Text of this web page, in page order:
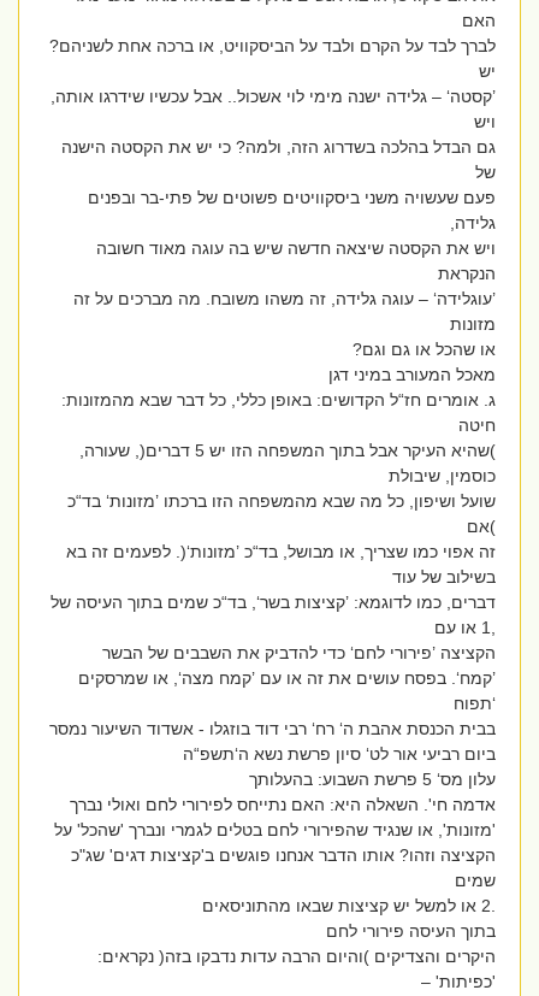
האם
לברך לבד על הקרם ולבד על הביסקוויט, או ברכה אחת לשניהם?
יש
’קסטה‘ – גלידה ישנה מימי לוי אשכול.. אבל עכשיו שידרגו אותה,
ויש
גם הבדל בהלכה בשדרוג הזה, ולמה? כי יש את הקסטה הישנה
של
פעם שעשויה משני ביסקוויטים פשוטים של פתי-בר ובפנים
גלידה,
ויש את הקסטה שיצאה חדשה שיש בה עוגה מאוד חשובה
הנקראת
’עוגלידה‘ – עוגה גלידה, זה משהו משובח. מה מברכים על זה
מזונות
או שהכל או גם וגם?
מאכל המעורב במיני דגן
ג. אומרים חז“ל הקדושים: באופן כללי, כל דבר שבא מהמזונות:
חיטה
)שהיא העיקר אבל בתוך המשפחה הזו יש 5 דברים(, שעורה,
כוסמין, שיבולת
שועל ושיפון, כל מה שבא מהמשפחה הזו ברכתו ’מזונות‘ בד“כ
)אם
זה אפוי כמו שצריך, או מבושל, בד“כ ’מזונות‘(. לפעמים זה בא
בשילוב של עוד
דברים, כמו לדוגמא: ’קציצות בשר‘, בד“כ שמים בתוך העיסה של
הקציצה ’פירורי לחם‘ כדי להדביק את השבבים של הבשר
’קמח‘. בפסח עושים את זה או עם ’קמח מצה‘, או שמרסקים
‘תפוח
בבית הכנסת אהבת ה‘ רח‘ רבי דוד בוזגלו - אשדוד השיעור נמסר
ביום רביעי אור לט‘ סיון פרשת נשא ה‘תשפ“ה
עלון מס‘ 5 פרשת השבוע: בהעלותך
אדמה חי'. השאלה היא: האם נתייחס לפירורי לחם ואולי נברך
'מזונות', או שנגיד שהפירורי לחם בטלים לגמרי ונברך 'שהכל' על
הקציצה וזהו? אותו הדבר אנחנו פוגשים ב'קציצות דגים' שג"כ
שמים
בתוך העיסה פירורי לחם
היקרים והצדיקים )והיום הרבה עדות נדבקו בזה( נקראים:
'כפיתות' –